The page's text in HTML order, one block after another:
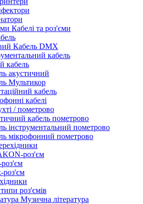
Кабелі та роз'єми
Кабель DMX
кабель
кабель
акустичний
Мультикор
кабель
кабелі
/ пометрово
кабель пометрово
інструментальний пометрово
мікрофонний пометрово
роз'єм
роз'єм
типи роз'ємів
Музична література